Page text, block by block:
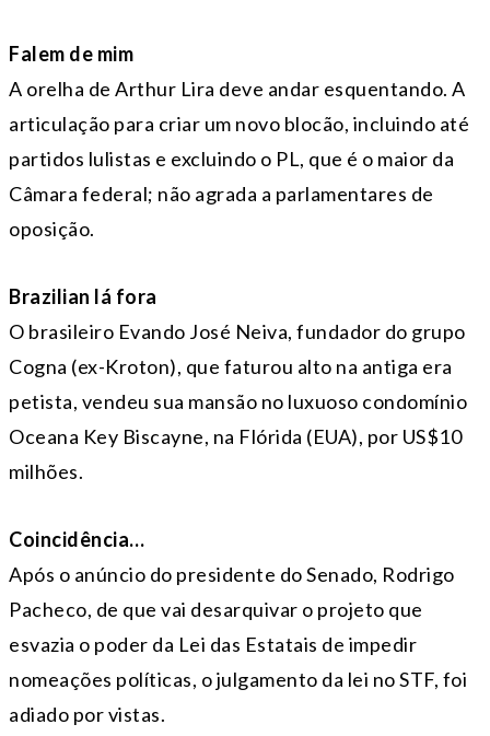
Falem de mim
A orelha de Arthur Lira deve andar esquentando. A
articulação para criar um novo blocão, incluindo até
partidos lulistas e excluindo o PL, que é o maior da
Câmara federal; não agrada a parlamentares de
oposição.
Brazilian lá fora
O brasileiro Evando José Neiva, fundador do grupo
Cogna (ex-Kroton), que faturou alto na antiga era
petista, vendeu sua mansão no luxuoso condomínio
Oceana Key Biscayne, na Flórida (EUA), por US$10
milhões.
Coincidência…
Após o anúncio do presidente do Senado, Rodrigo
Pacheco, de que vai desarquivar o projeto que
esvazia o poder da Lei das Estatais de impedir
nomeações políticas, o julgamento da lei no STF, foi
adiado por vistas.